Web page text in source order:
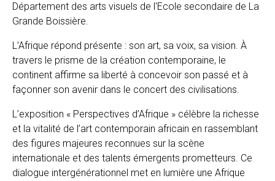
Département des arts visuels de l'Ecole secondaire de La
Grande Boissière.
L’Afrique répond présente : son art, sa voix, sa vision. À
travers le prisme de la création contemporaine, le
continent affirme sa liberté à concevoir son passé et à
façonner son avenir dans le concert des civilisations.
L’exposition « Perspectives d’Afrique » célèbre la richesse
et la vitalité de l’art contemporain africain en rassemblant
des figures majeures reconnues sur la scène
internationale et des talents émergents prometteurs. Ce
dialogue intergénérationnel met en lumière une Afrique